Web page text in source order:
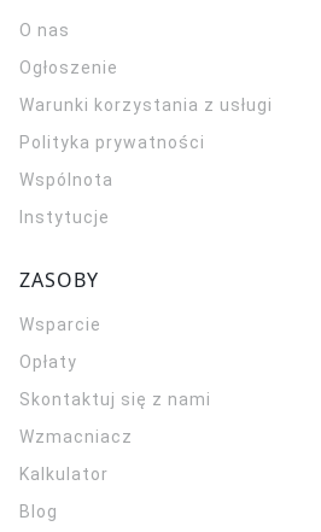
O nas
Ogłoszenie
Warunki korzystania z usługi
Polityka prywatności
Wspólnota
Instytucje
ZASOBY
Wsparcie
Opłaty
Skontaktuj się z nami
Wzmacniacz
Kalkulator
Blog